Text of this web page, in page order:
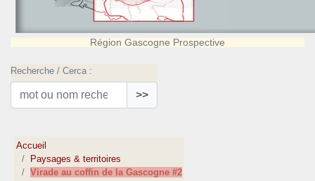
Région Gascogne Prospective
Recherche / Cerca :
>>
Accueil
Paysages & territoires
Virade au coffin de la Gascogne #2